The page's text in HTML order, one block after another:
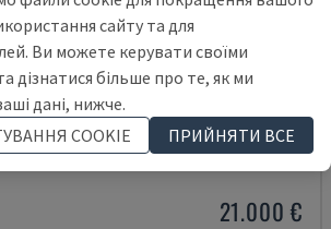
ОБРОБНИЙ ЦЕНТР
21.000 €
сайту та для
Ви можете керувати своїми
дізнатися більше про те, як ми
дані, нижче.
COOKIE
ПРИЙНЯТИ ВСЕ